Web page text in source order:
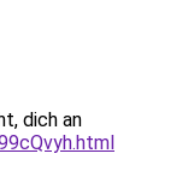
dich an